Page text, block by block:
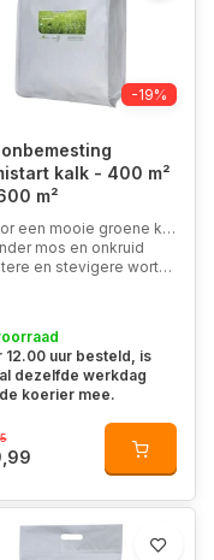
-19%
kalk - 400 m²
m²
mooie groene kleur door magnesium
mos en onkruid
en stevigere wortels
12.00 uur besteld, is
dezelfde werkdag
koerier mee.